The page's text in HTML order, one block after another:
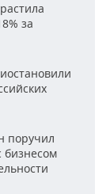
за
поручил
бизнесом